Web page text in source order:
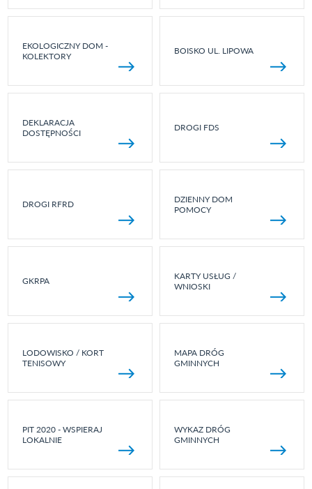
EKOLOGICZNY DOM -
KOLEKTORY
BOISKO UL. LIPOWA
DEKLARACJA
DOSTĘPNOŚCI
DROGI FDS
DROGI RFRD
DZIENNY DOM
POMOCY
GKRPA
KARTY USŁUG /
WNIOSKI
LODOWISKO / KORT
TENISOWY
MAPA DRÓG
GMINNYCH
PIT 2020 - WSPIERAJ
LOKALNIE
WYKAZ DRÓG
GMINNYCH